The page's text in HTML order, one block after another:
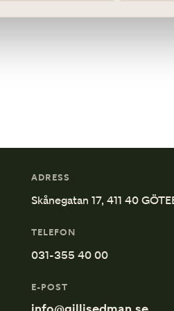
ADRESS
Skånegatan 17, 411 40
TELEFON
031-355 40 00
E-POST